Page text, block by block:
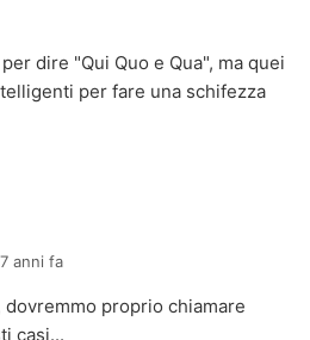
dire "Qui Quo e Qua", ma quei
per fare una schifezza
anni fa
dovremmo proprio chiamare
casi...